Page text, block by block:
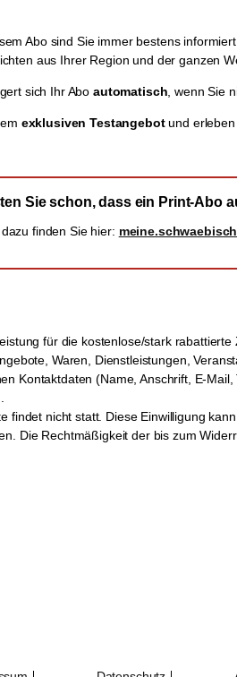
Abo sind Sie immer bestens
aus Ihrer Region und der ganzen
sich Ihr Abo automatisch, wenn Sie
exklusiven Testangebotund erleben
Sie schon, dass ein Print-Abo
finden Sie hier:
für die kostenlose/stark
Waren, Dienstleistungen,
Kontaktdaten (Name, Anschrift, E-
findet nicht statt. Diese Einwilligung
Die Rechtmäßigkeit der bis zum